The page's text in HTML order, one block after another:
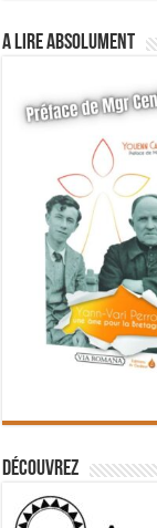
A lire absolument
Découvrez